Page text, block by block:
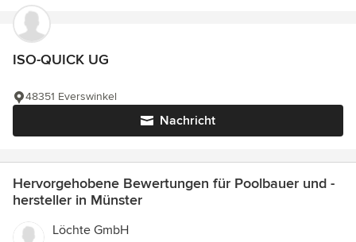
ISO-QUICK UG
Nachricht
48351 Everswinkel
Hervorgehobene Bewertungen für Poolbauer und -
hersteller in Münster
Löchte GmbH